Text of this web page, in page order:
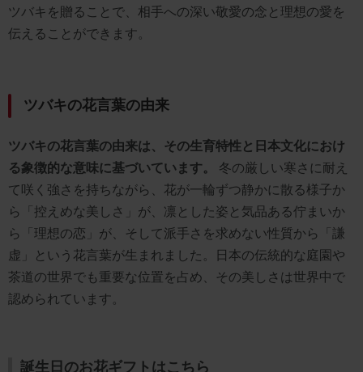
ツバキを贈ることで、相手への深い敬愛の念と理想の愛を
伝えることができます。
ツバキの花言葉の由来
ツバキの花言葉の由来は、その生育特性と日本文化におけ
る象徴的な意味に基づいています。
冬の厳しい寒さに耐え
て咲く強さを持ちながら、花が一輪ずつ静かに散る様子か
ら「控えめな美しさ」が、凛とした姿と気品ある佇まいか
ら「理想の恋」が、そして派手さを求めない性質から「謙
虚」という花言葉が生まれました。日本の伝統的な庭園や
茶道の世界でも重要な位置を占め、その美しさは世界中で
認められています。
誕生日のお花ギフトはこちら